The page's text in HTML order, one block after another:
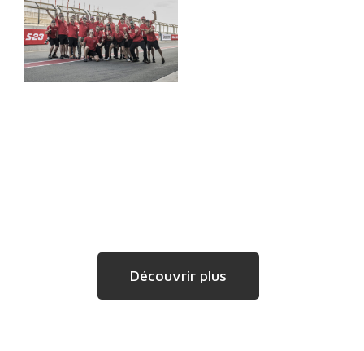
Découvrir plus